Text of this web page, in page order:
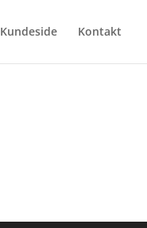
Kundeside Kontakt